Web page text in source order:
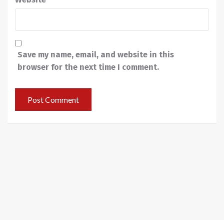
Save my name, email, and website in this
browser for the next time I comment.